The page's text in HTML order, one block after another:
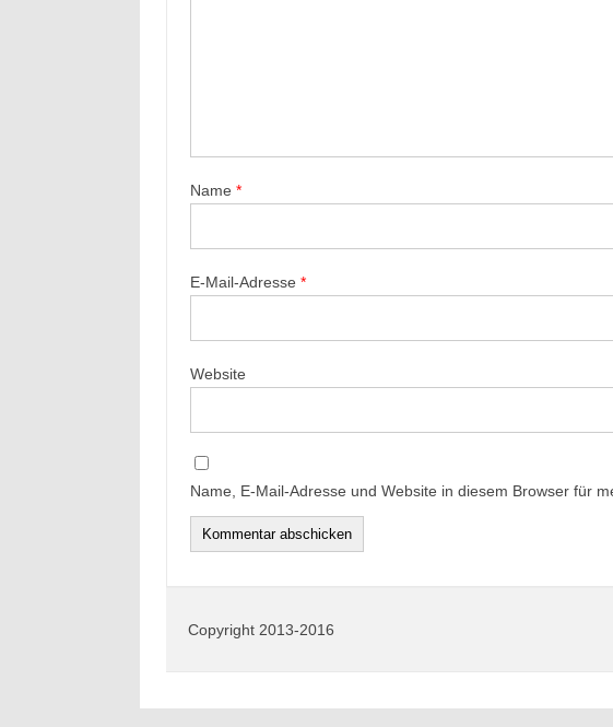
Name *
E-Mail-Adresse *
Website
Name, E-Mail-Adresse und Website in diesem Browser für
Copyright 2013-2016